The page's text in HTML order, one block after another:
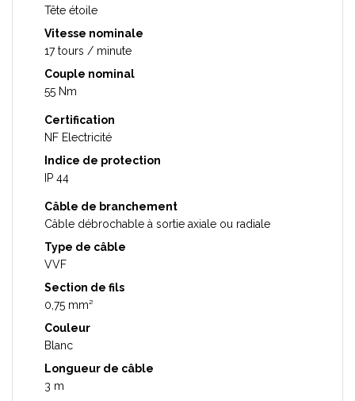
Tête étoile
Vitesse nominale
17 tours / minute
Couple nominal
55 Nm
Certification
NF Electricité
Indice de protection
IP 44
Câble de branchement
Câble débrochable à sortie axiale ou radiale
Type de câble
VVF
Section de fils
0,75 mm²
Couleur
Blanc
Longueur de câble
3 m